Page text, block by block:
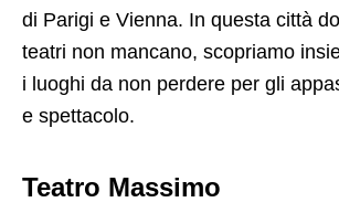
di Parigi e Vienna. In questa città
teatri non mancano, scopriamo
i luoghi da non perdere per gli
e spettacolo.
Teatro Massimo